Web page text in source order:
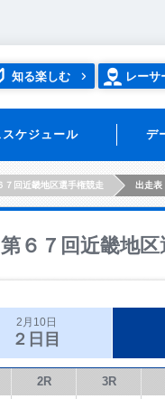
知る楽しむ レーサ
スケジュール デ
７回近畿地区選手権競走 出走表
第６７回近畿地
2月10日
２日目
2R 3R